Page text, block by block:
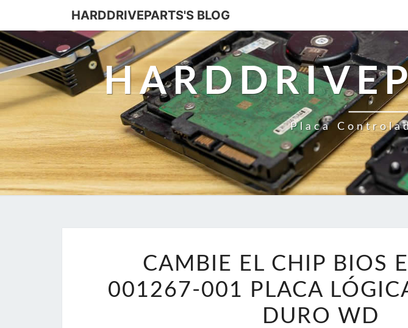
HARDDRIVEPARTS'S BLOG
Placa
EL
CHIP
EN
CAMBIE EL CHIP BIOS
001267-001 PLACA
DURO WD